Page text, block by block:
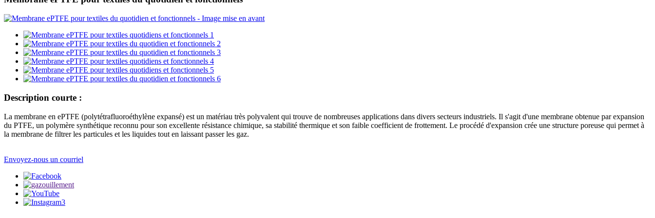
Description courte :
La membrane en ePTFE (polytétrafluoroéthylène expansé) est un matériau très polyvalent qui trouve de nombreuses applications dans divers secteurs industriels. Il s'agit d'une membrane obtenue par expansion
du PTFE, un polymère synthétique reconnu pour son excellente résistance chimique, sa stabilité thermique et son faible coefficient de frottement. Le procédé d'expansion crée une structure poreuse qui permet à
la membrane de filtrer les particules et les liquides tout en laissant passer les gaz.
Envoyez-nous un courriel